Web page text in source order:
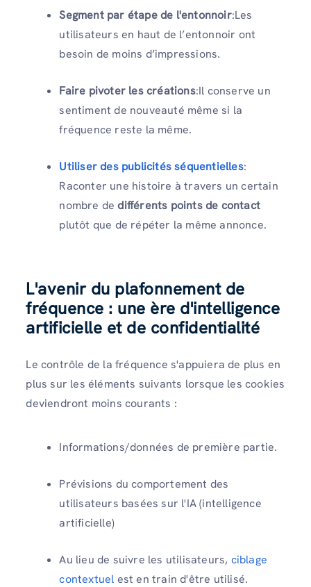
Segment par étape de l'entonnoir:Les
utilisateurs en haut de l’entonnoir ont
besoin de moins d’impressions.
Faire pivoter les créations:Il conserve un
sentiment de nouveauté même si la
fréquence reste la même.
Utiliser des publicités séquentielles:
Raconter une histoire à travers un certain
nombre dedifférents points de contact
plutôt que de répéter la même annonce.
L'avenir du plafonnement de
fréquence : une ère d'intelligence
artificielle et de confidentialité
Le contrôle de la fréquence s'appuiera de plus en
plus sur les éléments suivants lorsque les cookies
deviendront moins courants :
Informations/données de première partie.
Prévisions du comportement des
utilisateurs basées sur l'IA (intelligence
artificielle)
Au lieu de suivre les utilisateurs, ciblage
contextuel est en train d'être utilisé.